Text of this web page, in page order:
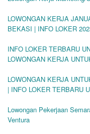
LOWONGAN KERJA
BEKASI | INFO LOKER
INFO LOKER TERBARU
LOWONGAN KERJA
LOWONGAN KERJA
| INFO LOKER TERBARU
Lowongan Pekerjaan
Ventura